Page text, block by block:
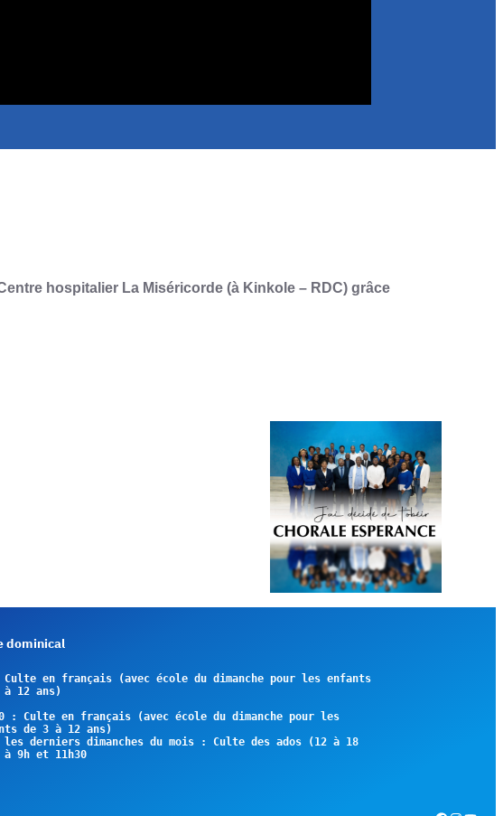
hospitalier La Miséricorde (à Kinkole – RDC) grâce
dominical
en français (avec école du dimanche pour les enfants
à 12 ans)
: Culte en français (avec école du dimanche pour les
de 3 à 12 ans)
les derniers dimanches du mois : Culte des ados (12 à 18
à 9h et 11h30